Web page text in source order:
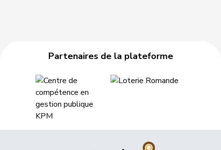
Partenaires de la plateforme